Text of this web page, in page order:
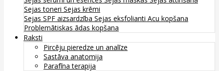
Sejas toneri Sejas krēmi
Sejas SPF aizsardzība Sejas eksfolianti Acu kopšana
Problemātiskas ādas kopšana
Raksti
Pircēju pieredze un analīze
Sastāva anatomija
Parafīna terapija